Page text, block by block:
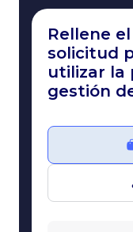
Rellene
solicitud
utilizar la
gestión